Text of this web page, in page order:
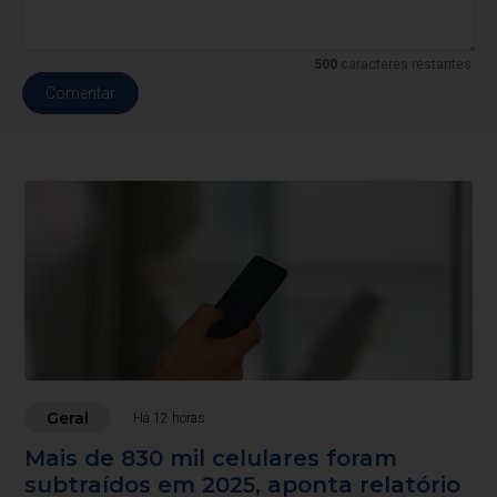
500caracteres restantes.
Comentar
Geral Há 12 horas
Mais de 830 mil celulares foram
subtraídos em 2025, aponta relatório